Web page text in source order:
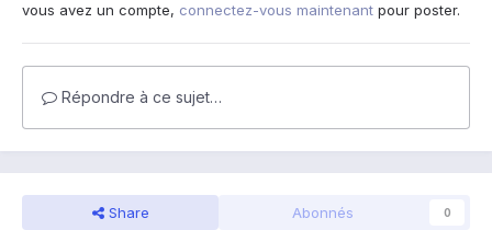
vous avez un compte, connectez-vous maintenant pour poster.
Répondre à ce sujet…
Share Abonnés 0